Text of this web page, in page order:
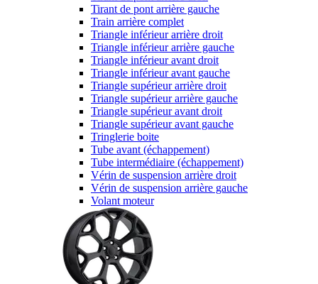
Tirant de pont arrière gauche
Train arrière complet
Triangle inférieur arrière droit
Triangle inférieur arrière gauche
Triangle inférieur avant droit
Triangle inférieur avant gauche
Triangle supérieur arrière droit
Triangle supérieur arrière gauche
Triangle supérieur avant droit
Triangle supérieur avant gauche
Tringlerie boite
Tube avant (échappement)
Tube intermédiaire (échappement)
Vérin de suspension arrière droit
Vérin de suspension arrière gauche
Volant moteur